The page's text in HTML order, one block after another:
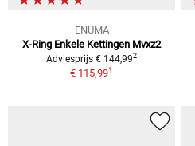
ENUMA
X-Ring Enkele Kettingen Mvxz2
Adviesprijs € 144,992
€ 115,991